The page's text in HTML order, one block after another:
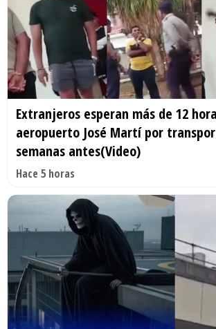
Extranjeros esperan más de 12
aeropuerto José Martí por
semanas antes(Video)
Hace 5 horas